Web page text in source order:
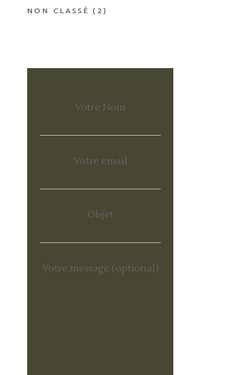
NON CLASSÉ (2)
Votre Nom
Votre email
Objet
Votre message (optional)